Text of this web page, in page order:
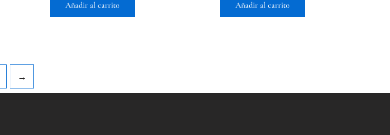
Añadir al carrito Añadir al carrito
→